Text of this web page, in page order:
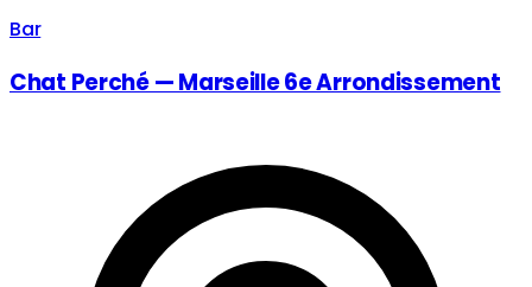
Bar
Chat Perché — Marseille 6e Arrondissement